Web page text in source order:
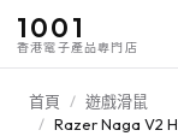
1001
香港電子產品專門店
首頁 / 遊戲滑鼠
/ Razer Naga V2